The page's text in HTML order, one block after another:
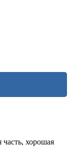
хорошая